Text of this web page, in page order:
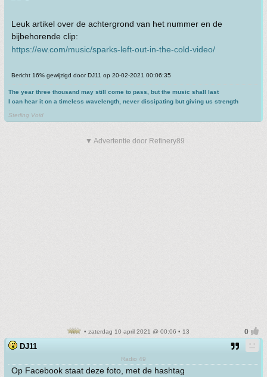
Leuk artikel over de achtergrond van het nummer en de
bijbehorende clip:
https://ew.com/music/sparks-left-out-in-the-cold-video/
Bericht 16% gewijzigd door DJ11 op 20-02-2021 00:06:35
The year three thousand may still come to pass, but the music shall last
I can hear it on a timeless wavelength, never dissipating but giving us strength
Sterling Void
▼ Advertentie door Refinery89
• zaterdag 10 april 2021 @ 00:06 • 13
DJ11
Radio 49
Op Facebook staat deze foto, met de hashtag